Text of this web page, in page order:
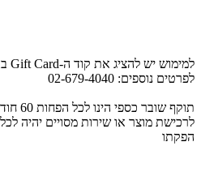
לפרטים נוספים: 02-679-4040
תוקף
הפקתו